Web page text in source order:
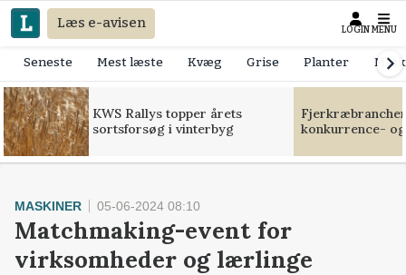
Læs e-avisen LOGIN MENU
Seneste Mest læste Kvæg Grise Planter
KWS Rallys topper årets
sortsforsøg i vinterbyg
konkurrence-
MASKINER 05-06-2024 08:10
Matchmaking-event for
virksomheder og lærlinge